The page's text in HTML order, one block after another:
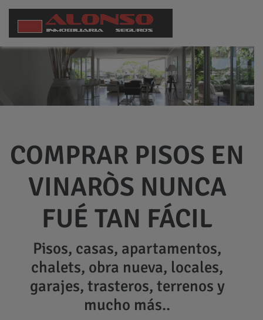
COMPRAR PISOS EN
VINARÒS NUNCA
FUÉ TAN FÁCIL
Pisos, casas, apartamentos,
chalets, obra nueva, locales,
garajes, trasteros, terrenos y
mucho más..